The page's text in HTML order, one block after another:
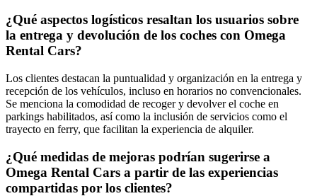
¿Qué aspectos logísticos resaltan los usuarios sobre
la entrega y devolución de los coches con Omega
Rental Cars?
Los clientes destacan la puntualidad y organización en la entrega y
recepción de los vehículos, incluso en horarios no convencionales.
Se menciona la comodidad de recoger y devolver el coche en
parkings habilitados, así como la inclusión de servicios como el
trayecto en ferry, que facilitan la experiencia de alquiler.
¿Qué medidas de mejoras podrían sugerirse a
Omega Rental Cars a partir de las experiencias
compartidas por los clientes?